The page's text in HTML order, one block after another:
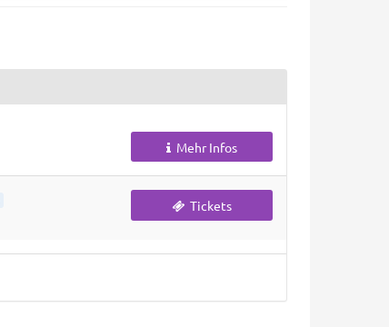
Mehr Infos
Tickets